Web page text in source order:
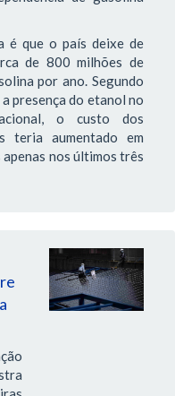
é que o país deixe de
de 800 milhões de
por ano. Segundo
a presença do etanol no
o custo dos
teria aumentado em
apenas nos últimos três